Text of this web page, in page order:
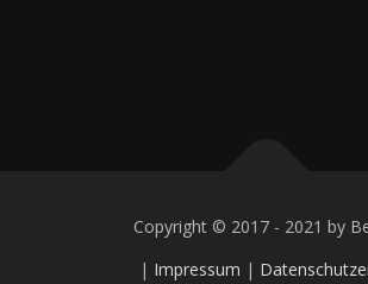
Copyright © 2017 - 2021 by
| Impressum |